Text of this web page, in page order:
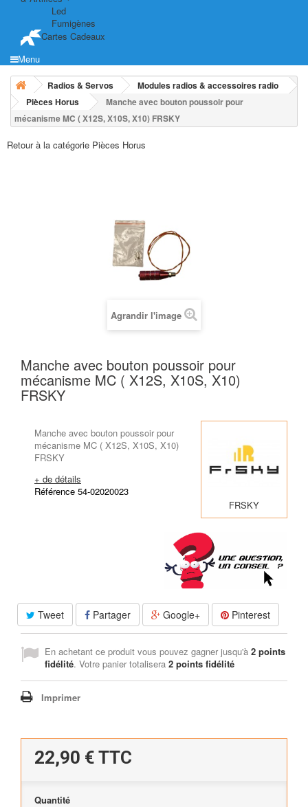
Led
Fumigènes
Cartes Cadeaux
Menu
Radios & Servos
Modules radios & accessoires radio
Pièces Horus
Manche avec bouton poussoir pour
mécanisme MC ( X12S, X10S, X10) FRSKY
Retour à la catégorie Pièces Horus
Agrandir l'image
Manche avec bouton poussoir pour
mécanisme MC ( X12S, X10S, X10)
FRSKY
Manche avec bouton poussoir pour
mécanisme MC ( X12S, X10S, X10)
FRSKY
+ de détails
Référence 54-02020023
FRSKY
Tweet Partager Google+ Pinterest
En achetant ce produit vous pouvez gagner jusqu'à 2 points
fidélité. Votre panier totalisera 2 points fidélité
Imprimer
22,90 € TTC
Quantité